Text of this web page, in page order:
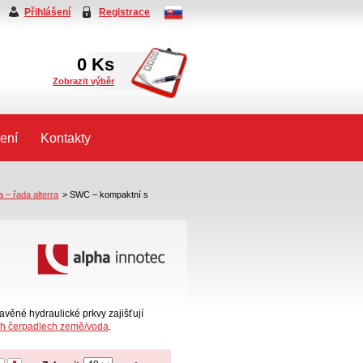
Přihlášení Registrace
0 Ks
Zobrazit výběr
Kontakty
– řada alterra > SWC – kompaktní s
hydraulické prkvy zajišťují
čerpadlech země/voda.